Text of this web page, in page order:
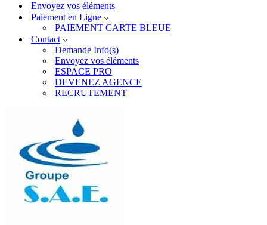
Envoyez vos éléments
Paiement en Ligne
PAIEMENT CARTE BLEUE
Contact
Demande Info(s)
Envoyez vos éléments
ESPACE PRO
DEVENEZ AGENCE
RECRUTEMENT